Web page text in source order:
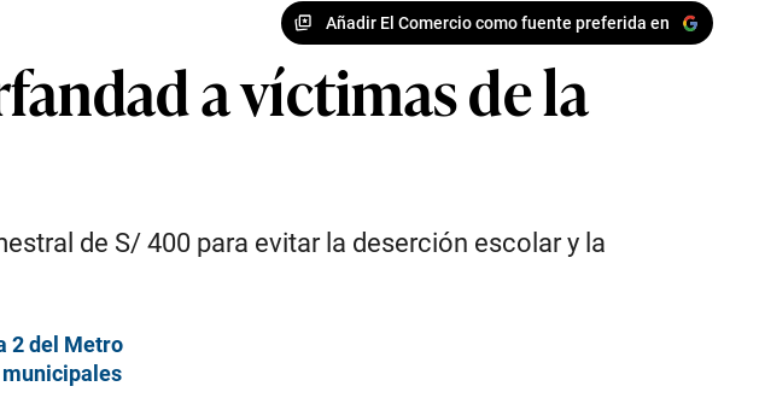
Añadir El Comercio como fuente preferida en
a víctimas de la
de S/ 400 para evitar la deserción escolar y la
2 del Metro